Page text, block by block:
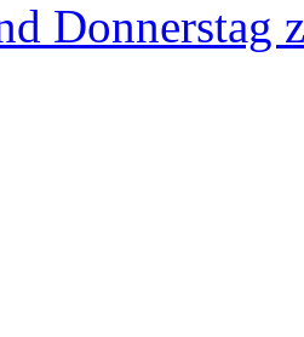
Donnerstag